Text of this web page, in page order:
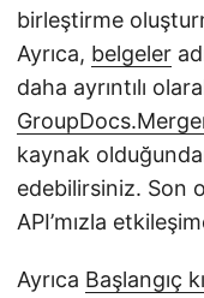
birleştirme
Ayrıca, belgeler
daha ayrıntılı
kaynak
edebilirsiniz. Son
API’mızla
Ayrıca Başlangıç